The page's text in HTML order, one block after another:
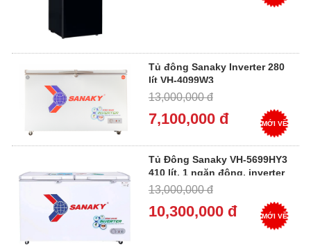
Tủ đông Sanaky Inverter 280
lít VH-4099W3
13,000,000 đ
7,100,000 đ MỚI VỀ
Tủ Đông Sanaky VH-5699HY3
410 lít, 1 ngăn đông, inverter
13,000,000 đ
10,300,000 đ MỚI VỀ